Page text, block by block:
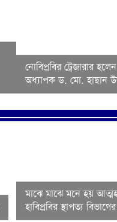
নোবিপ্রবির ট্রেজারার
অধ্যাপক ড. মো. হাছান
মাঝে মাঝে মনে হয়
হাবিপ্রবির স্থাপত্য